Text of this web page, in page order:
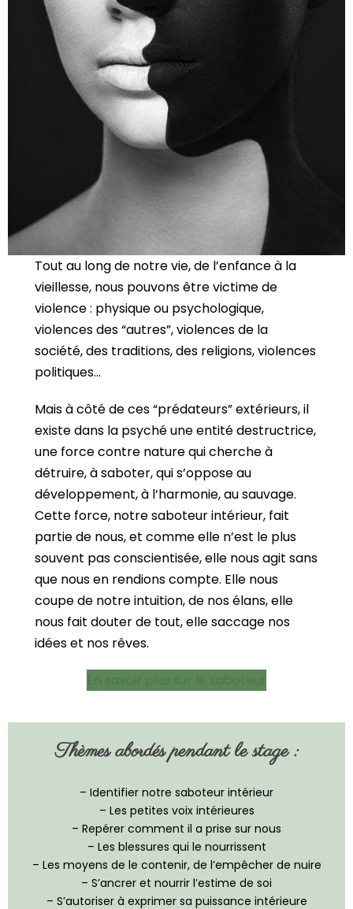
Tout au long de notre vie, de l’enfance à la
vieillesse, nous pouvons être victime de
violence : physique ou psychologique,
violences des “autres”, violences de la
société, des traditions, des religions, violences
politiques…
Mais à côté de ces “prédateurs” extérieurs, il
existe dans la psyché une entité destructrice,
une force contre nature qui cherche à
détruire, à saboter, qui s’oppose au
développement, à l’harmonie, au sauvage.
Cette force, notre saboteur intérieur, fait
partie de nous, et comme elle n’est le plus
souvent pas conscientisée, elle nous agit sans
que nous en rendions compte. Elle nous
coupe de notre intuition, de nos élans, elle
nous fait douter de tout, elle saccage nos
idées et nos rêves.
Thèmes abordés pendant le stage :
– Identifier notre saboteur intérieur
– Les petites voix intérieures
– Repérer comment il a prise sur nous
– Les blessures qui le nourrissent
– Les moyens de le contenir, de l’empêcher de nuire
– S’ancrer et nourrir l’estime de soi
– S’autoriser à exprimer sa puissance intérieure